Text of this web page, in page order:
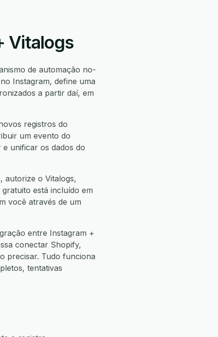
Vitalogs
de automação no-
Instagram, define uma
a partir daí, em
registros do
um evento do
unificar os dados do
autorize o Vitalogs,
está incluído em
você através de um
entre Instagram +
conectar Shopify,
precisar. Tudo funciona
tentativas